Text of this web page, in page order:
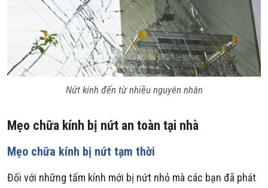
Nứt kính đến từ nhiều nguyên nhân
Mẹo chữa kính bị nứt an toàn tại nhà
Mẹo chữa kính bị nứt tạm thời
Đối với những tấm kính mới bị nứt nhỏ mà các bạn đã phát